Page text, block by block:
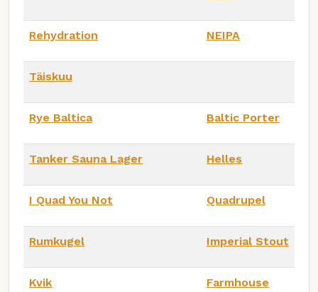
Rehydration NEIPA
Täiskuu
Rye Baltica Baltic Porter
Tanker Sauna Lager Helles
I Quad You Not Quadrupel
Rumkugel Imperial Stout
Kvik
Farmhouse